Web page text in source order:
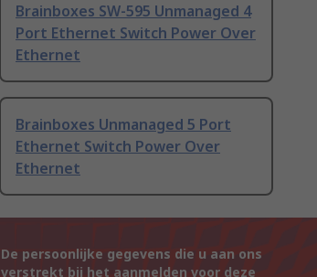
Brainboxes SW-595 Unmanaged 4
Port Ethernet Switch Power Over
Ethernet
Brainboxes Unmanaged 5 Port
Ethernet Switch Power Over
Ethernet
De persoonlijke gegevens die u aan ons
verstrekt bij het aanmelden voor deze